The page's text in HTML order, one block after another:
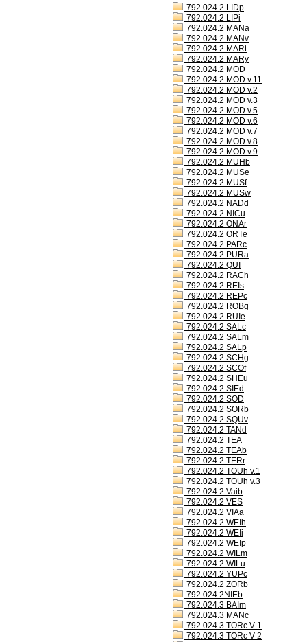
792.024.2 LIDp
792.024.2 LIPi
792.024.2 MANa
792.024.2 MANv
792.024.2 MARt
792.024.2 MARy
792.024.2 MOD
792.024.2 MOD v.11
792.024.2 MOD v.2
792.024.2 MOD v.3
792.024.2 MOD v.5
792.024.2 MOD v.6
792.024.2 MOD v.7
792.024.2 MOD v.8
792.024.2 MOD v.9
792.024.2 MUHb
792.024.2 MUSe
792.024.2 MUSf
792.024.2 MUSw
792.024.2 NADd
792.024.2 NICu
792.024.2 ONAr
792.024.2 ORTe
792.024.2 PARc
792.024.2 PURa
792.024.2 QUI
792.024.2 RACh
792.024.2 REIs
792.024.2 REPc
792.024.2 ROBg
792.024.2 RUIe
792.024.2 SALc
792.024.2 SALm
792.024.2 SALp
792.024.2 SCHg
792.024.2 SCOf
792.024.2 SHEu
792.024.2 SIEd
792.024.2 SOD
792.024.2 SORb
792.024.2 SQUv
792.024.2 TANd
792.024.2 TEA
792.024.2 TEAb
792.024.2 TERr
792.024.2 TOUh v.1
792.024.2 TOUh v.3
792.024.2 Vaib
792.024.2 VES
792.024.2 VIAa
792.024.2 WEIh
792.024.2 WEIi
792.024.2 WEIp
792.024.2 WILm
792.024.2 WILu
792.024.2 YUPc
792.024.2 ZORb
792.024.2NIEb
792.024.3 BAIm
792.024.3 MANc
792.024.3 TORc V 1
792.024.3 TORc V 2